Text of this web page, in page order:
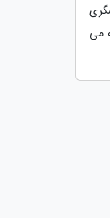
می